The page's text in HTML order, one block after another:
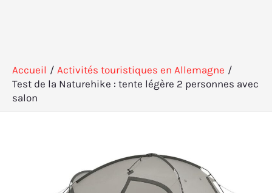
Accueil
Activités touristiques en Allemagne
Test de la Naturehike : tente légère 2 personnes avec
salon